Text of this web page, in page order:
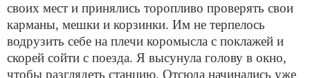
своих мест и принялись торопливо проверять свои
карманы, мешки и корзинки. Им не терпелось
водрузить себе на плечи коромысла с поклажей и
скорей сойти с поезда. Я высунула голову в окно,
чтобы разглядеть станцию. Отсюда начинались уже